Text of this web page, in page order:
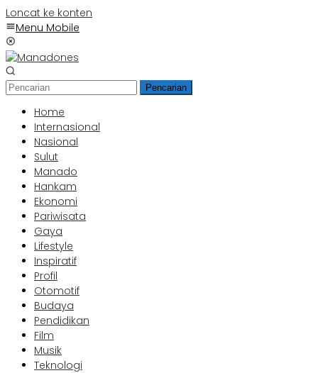
Loncat ke konten
Menu Mobile
Pencarian
Home
Internasional
Nasional
Sulut
Manado
Hankam
Ekonomi
Pariwisata
Gaya
Lifestyle
Inspiratif
Profil
Otomotif
Budaya
Pendidikan
Film
Musik
Teknologi